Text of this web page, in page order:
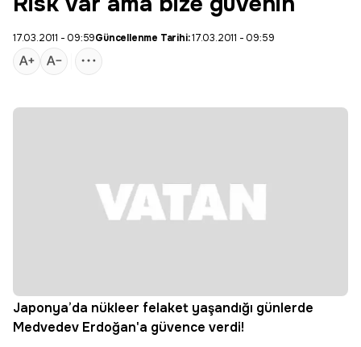
17.03.2011 - 09:59Güncellenme Tarihi:17.03.2011 - 09:59
Japonya’da nükleer felaket yaşandığı günlerde
Medvedev Erdoğan'a güvence verdi!